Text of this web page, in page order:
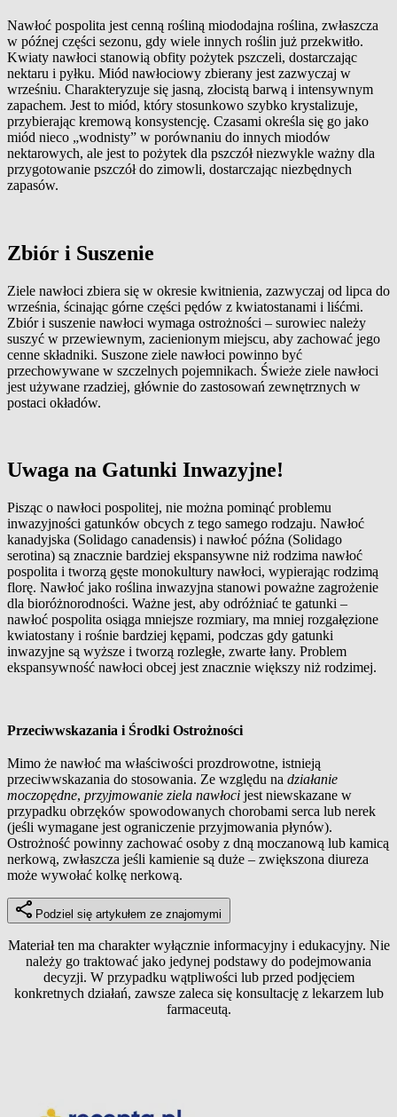
Nawłoć pospolita jest cenną rośliną miododajna roślina, zwłaszcza
w późnej części sezonu, gdy wiele innych roślin już przekwitło.
Kwiaty nawłoci stanowią obfity pożytek pszczeli, dostarczając
nektaru i pyłku. Miód nawłociowy zbierany jest zazwyczaj w
wrześniu. Charakteryzuje się jasną, złocistą barwą i intensywnym
zapachem. Jest to miód, który stosunkowo szybko krystalizuje,
przybierając kremową konsystencję. Czasami określa się go jako
miód nieco „wodnisty” w porównaniu do innych miodów
nektarowych, ale jest to pożytek dla pszczół niezwykle ważny dla
przygotowanie pszczół do zimowli, dostarczając niezbędnych
zapasów.
Zbiór i Suszenie
Ziele nawłoci zbiera się w okresie kwitnienia, zazwyczaj od lipca do
września, ścinając górne części pędów z kwiatostanami i liśćmi.
Zbiór i suszenie nawłoci wymaga ostrożności – surowiec należy
suszyć w przewiewnym, zacienionym miejscu, aby zachować jego
cenne składniki. Suszone ziele nawłoci powinno być
przechowywane w szczelnych pojemnikach. Świeże ziele nawłoci
jest używane rzadziej, głównie do zastosowań zewnętrznych w
postaci okładów.
Uwaga na Gatunki Inwazyjne!
Pisząc o nawłoci pospolitej, nie można pominąć problemu
inwazyjności gatunków obcych z tego samego rodzaju. Nawłoć
kanadyjska (Solidago canadensis) i nawłoć późna (Solidago
serotina) są znacznie bardziej ekspansywne niż rodzima nawłoć
pospolita i tworzą gęste monokultury nawłoci, wypierając rodzimą
florę. Nawłoć jako roślina inwazyjna stanowi poważne zagrożenie
dla bioróżnorodności. Ważne jest, aby odróżniać te gatunki –
nawłoć pospolita osiąga mniejsze rozmiary, ma mniej rozgałęzione
kwiatostany i rośnie bardziej kępami, podczas gdy gatunki
inwazyjne są wyższe i tworzą rozległe, zwarte łany. Problem
ekspansywność nawłoci obcej jest znacznie większy niż rodzimej.
Przeciwwskazania i Środki Ostrożności
Mimo że nawłoć ma właściwości prozdrowotne, istnieją
przeciwwskazania do stosowania. Ze względu na działanie
moczopędne, przyjmowanie ziela nawłoci jest niewskazane w
przypadku obrzęków spowodowanych chorobami serca lub nerek
(jeśli wymagane jest ograniczenie przyjmowania płynów).
Ostrożność powinny zachować osoby z dną moczanową lub kamicą
nerkową, zwłaszcza jeśli kamienie są duże – zwiększona diureza
może wywołać kolkę nerkową.
Podziel się artykułem ze znajomymi
Materiał ten ma charakter wyłącznie informacyjny i edukacyjny. Nie
należy go traktować jako jedynej podstawy do podejmowania
decyzji. W przypadku wątpliwości lub przed podjęciem
konkretnych działań, zawsze zaleca się konsultację z lekarzem lub
farmaceutą.